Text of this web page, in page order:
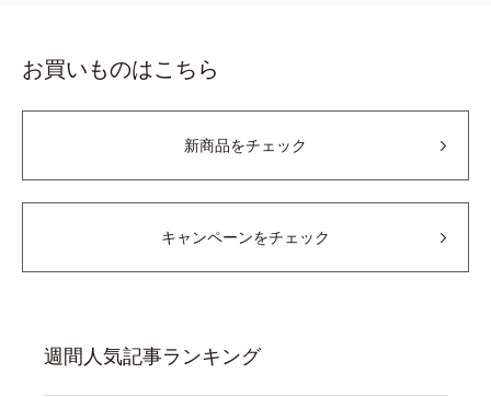
お買いものはこちら
新商品をチェック
キャンペーンをチェック
週間人気記事ランキング